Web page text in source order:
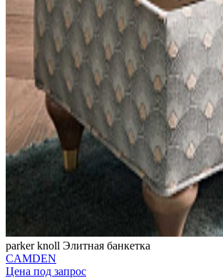
parker knoll Элитная банкетка
CAMDEN
Цена под запрос